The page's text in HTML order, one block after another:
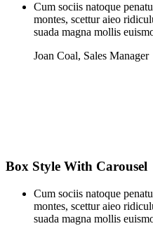
Cum sociis natoque
montes, scettur aieo
suada magna mollis
Joan Coal, Sales Manager
Box Style With Carousel
Cum sociis natoque
montes, scettur aieo
suada magna mollis